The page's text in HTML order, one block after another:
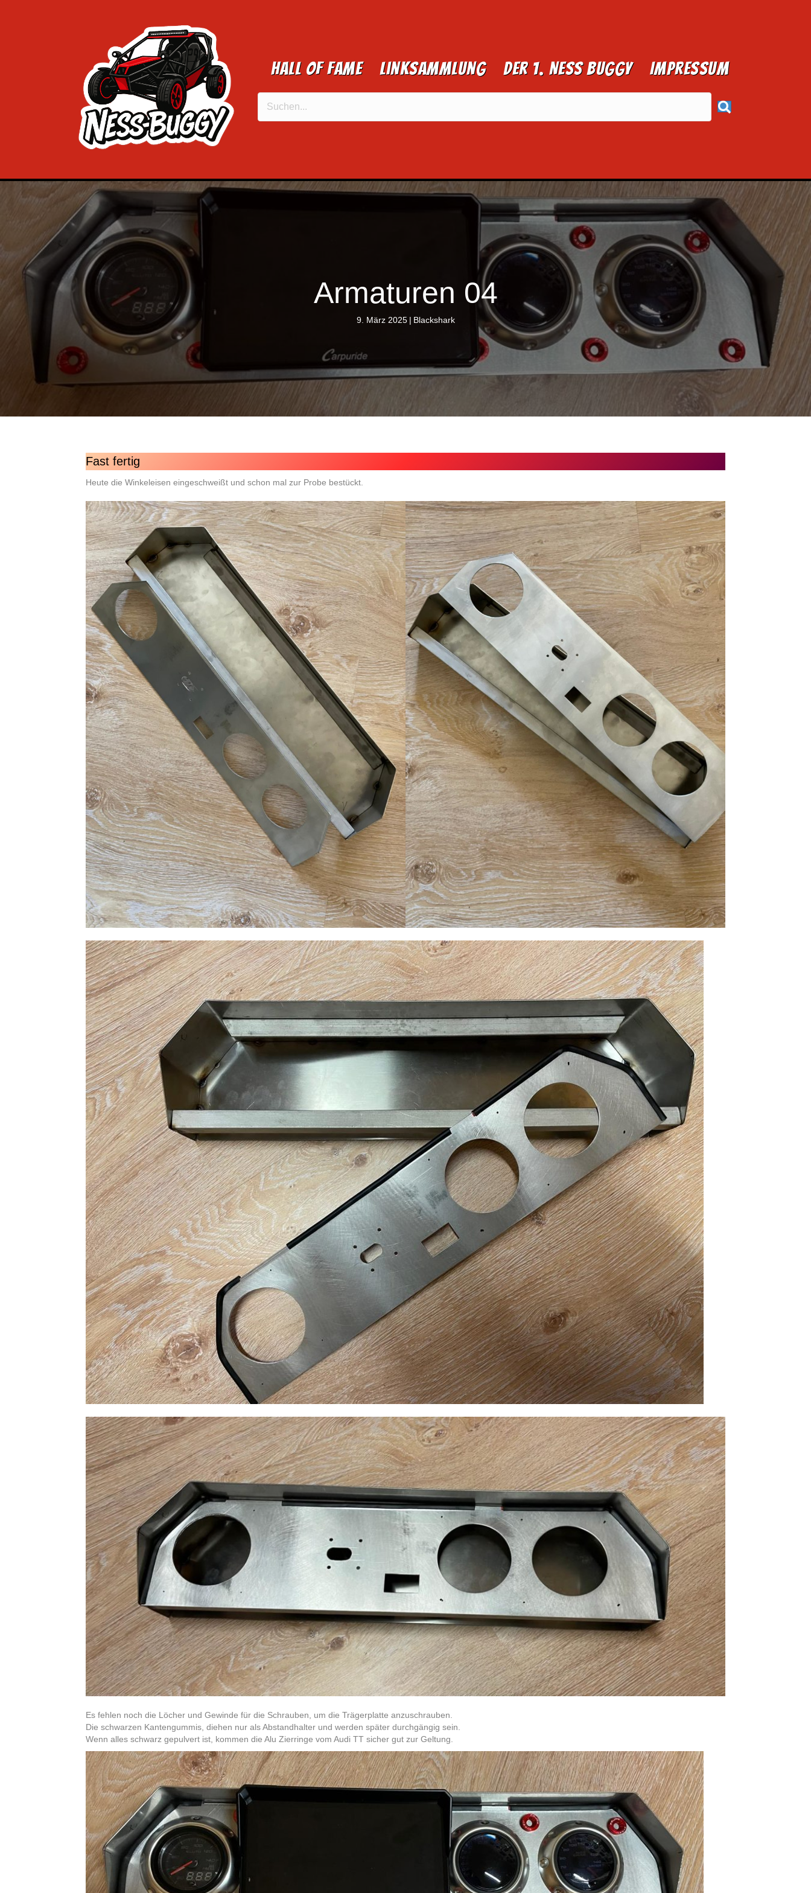
Hall of Fame Linksammlung Der 1. NESS BUGGY Impressum
Armaturen 04
9. März 2025 | Blackshark
Fast fertig
Heute die Winkeleisen eingeschweißt und schon mal zur Probe bestückt.
Es fehlen noch die Löcher und Gewinde für die Schrauben, um die Trägerplatte anzuschrauben.
Die schwarzen Kantengummis, diehen nur als Abstandhalter und werden später durchgängig sein.
Wenn alles schwarz gepulvert ist, kommen die Alu Zierringe vom Audi TT sicher gut zur Geltung.